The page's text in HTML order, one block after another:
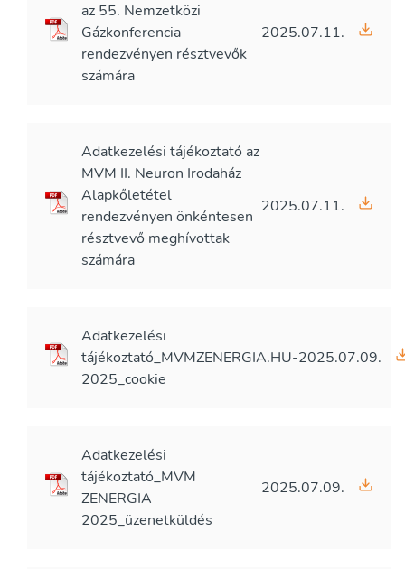
az 55. Nemzetközi
Gázkonferencia
rendezvényen résztvevők
számára
2025.07.11.
Adatkezelési tájékoztató az
MVM II. Neuron Irodaház
Alapkőletétel
rendezvényen önkéntesen
résztvevő meghívottak
számára
2025.07.11.
Adatkezelési
tájékoztató_MVMZENERGIA.HU-
2025_cookie
2025.07.09.
Adatkezelési
tájékoztató_MVM
ZENERGIA
2025_üzenetküldés
2025.07.09.